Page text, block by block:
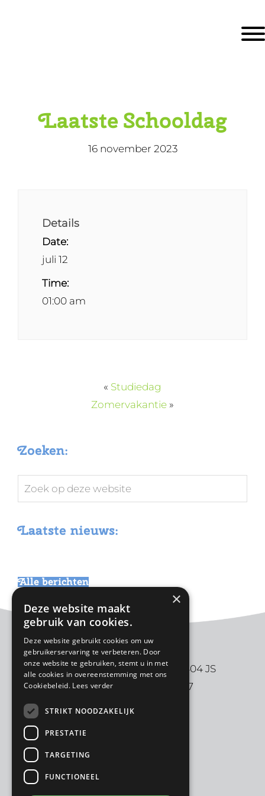
Laatste Schooldag
16 november 2023
Details
Date:
juli 12
Time:
01:00 am
« Studiedag
Zomervakantie »
Zoeken:
Zoek
op
website
Laatste nieuws:
Alle berichten
De Ark | Aalbersestraat 2 | 3404 JS
IJsselstein | 030-6880997
×
Deze website maakt
gebruik van cookies.
Deze website gebruikt cookies om uw
gebruikerservaring te verbeteren. Door
onze website te gebruiken, stemt u in met
alle cookies in overeenstemming met ons
Cookiebeleid. Lees verder
STRIKT NOODZAKELIJK
PRESTATIE
TARGETING
FUNCTIONEEL